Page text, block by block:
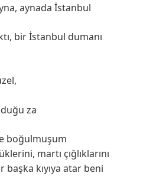
aynada İstanbul
bir İstanbul dumanı
za
boğulmuşum
martı çığlıklarını
kıyıya atar beni